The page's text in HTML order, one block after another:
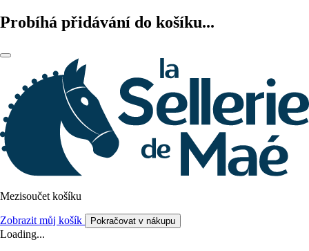
Probíhá přidávání do košíku...
Mezisoučet košíku
Zobrazit můj košík Pokračovat v nákupu
Loading...